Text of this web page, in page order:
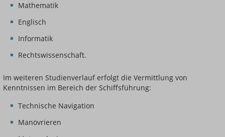
Mathematik
Englisch
Informatik
Rechtswissenschaft.
Im weiteren Studienverlauf erfolgt die Vermittlung von
Kenntnissen im Bereich der Schiffsführung:
Technische Navigation
Manövrieren